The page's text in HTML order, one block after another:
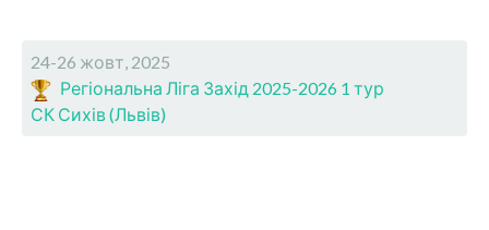
24-26 жовт, 2025
Регіональна Ліга Захід 2025-2026 1 тур
СК Сихів (Львів)